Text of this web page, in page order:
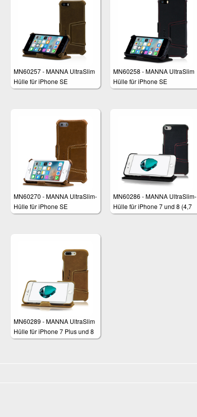
MN60257 - MANNA UltraSlim
Hülle für iPhone SE
MN60258 - MANNA UltraSlim
Hülle für iPhone SE
MN60270 - MANNA UltraSlim-
Hülle für iPhone SE
MN60286 - MANNA UltraSlim-
Hülle für iPhone 7 und 8 (4,7
Zoll)
MN60289 - MANNA UltraSlim
Hülle für iPhone 7 Plus und 8
Plus (5,5 Zoll)